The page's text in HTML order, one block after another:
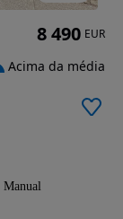
Manual
8 490 EUR
Acima da média